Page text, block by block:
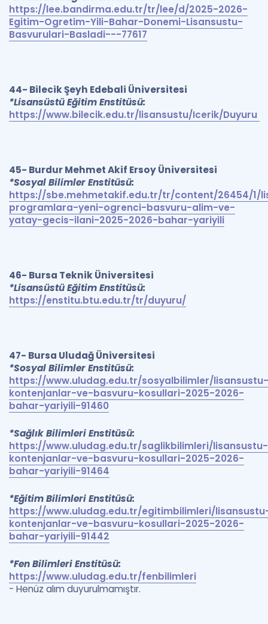
https://lee.bandirma.edu.tr/tr/lee/d/2025-2026-
Egitim-Ogretim-Yili-Bahar-Donemi-Lisansustu-
Basvurulari-Basladi---77617
44- Bilecik Şeyh Edebali Üniversitesi
*Lisansüstü Eğitim Enstitüsü:
https://www.bilecik.edu.tr/lisansustu/Icerik/Duyuru
45- Burdur Mehmet Akif Ersoy Üniversitesi
*Sosyal Bilimler Enstitüsü:
https://sbe.mehmetakif.edu.tr/tr/content/26454/1/
programlara-yeni-ogrenci-basvuru-alim-ve-
yatay-gecis-ilani-2025-2026-bahar-yariyili
46- Bursa Teknik Üniversitesi
*Lisansüstü Eğitim Enstitüsü:
https://enstitu.btu.edu.tr/tr/duyuru/
47- Bursa Uludağ Üniversitesi
*Sosyal Bilimler Enstitüsü:
https://www.uludag.edu.tr/sosyalbilimler/lisansustu-
kontenjanlar-ve-basvuru-kosullari-2025-2026-
bahar-yariyili-91460
*Sağlık Bilimleri Enstitüsü:
https://www.uludag.edu.tr/saglikbilimleri/lisansustu-
kontenjanlar-ve-basvuru-kosullari-2025-2026-
bahar-yariyili-91464
*Eğitim Bilimleri Enstitüsü:
https://www.uludag.edu.tr/egitimbilimleri/
kontenjanlar-ve-basvuru-kosullari-2025-2026-
bahar-yariyili-91442
*Fen Bilimleri Enstitüsü:
https://www.uludag.edu.tr/fenbilimleri
- Henüz alım duyurulmamıştır.